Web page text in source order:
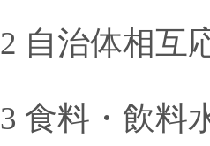
2 自治体相互
3 食料・飲料